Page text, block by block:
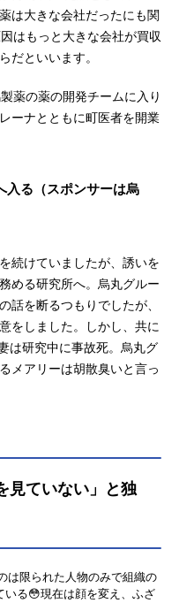
は大きな会社だったにも関
はもっと大きな会社が買収
だといいます。
薬の薬の開発チームに入り
ーナとともに町医者を開業
入る（スポンサーは烏
続けていましたが、誘いを
める研究所へ。烏丸グルー
話を断るつもりでしたが、
をしました。しかし、共に
は研究中に事故死。烏丸グ
メアリーは胡散臭いと言っ
見ていない」と独
は限られた人物のみで組織の
いる😳現在は顔を変え、ふざ